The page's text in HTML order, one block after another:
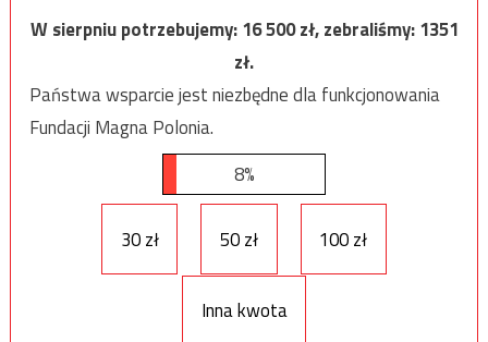
W sierpniu potrzebujemy:16 500zł, zebraliśmy:1351
zł.
Państwa wsparcie jest niezbędne dla funkcjonowania
Fundacji Magna Polonia.
8%
30 zł 50 zł 100 zł
Inna kwota